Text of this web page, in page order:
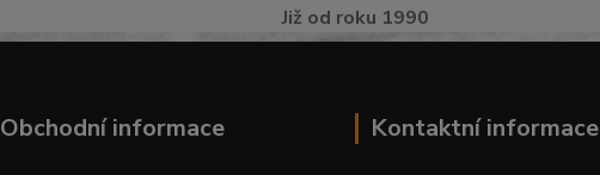
Již od roku 1990
Obchodní informace Kontaktní informace